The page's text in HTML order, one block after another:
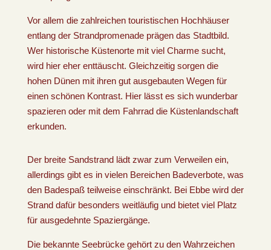
Vor allem die zahlreichen touristischen Hochhäuser
entlang der Strandpromenade prägen das Stadtbild.
Wer historische Küstenorte mit viel Charme sucht,
wird hier eher enttäuscht. Gleichzeitig sorgen die
hohen Dünen mit ihren gut ausgebauten Wegen für
einen schönen Kontrast. Hier lässt es sich wunderbar
spazieren oder mit dem Fahrrad die Küstenlandschaft
erkunden.
Der breite Sandstrand lädt zwar zum Verweilen ein,
allerdings gibt es in vielen Bereichen Badeverbote, was
den Badespaß teilweise einschränkt. Bei Ebbe wird der
Strand dafür besonders weitläufig und bietet viel Platz
für ausgedehnte Spaziergänge.
Die bekannte Seebrücke gehört zu den Wahrzeichen